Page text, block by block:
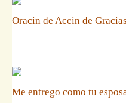
Oracin de Accin de
Me entrego como tu